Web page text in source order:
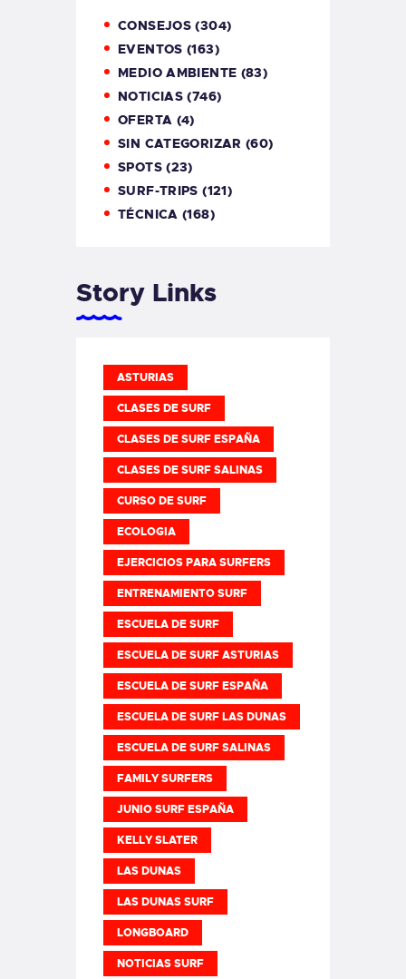
CONSEJOS (304)
EVENTOS (163)
MEDIO AMBIENTE (83)
NOTICIAS (746)
OFERTA (4)
SIN CATEGORIZAR (60)
SPOTS(23)
SURF-TRIPS (121)
TÉCNICA (168)
Story Links
ASTURIAS
CLASES DE SURF
CLASES DE SURF ESPAÑA
CLASES DE SURF SALINAS
CURSO DE SURF
ECOLOGIA
EJERCICIOS PARA SURFERS
ENTRENAMIENTO SURF
ESCUELA DE SURF
ESCUELA DE SURF ASTURIAS
ESCUELA DE SURF ESPAÑA
ESCUELA DE SURF LAS DUNAS
ESCUELA DE SURF SALINAS
FAMILY SURFERS
JUNIO SURF ESPAÑA
KELLY SLATER
LAS DUNAS
LAS DUNAS SURF
LONGBOARD
NOTICIAS SURF